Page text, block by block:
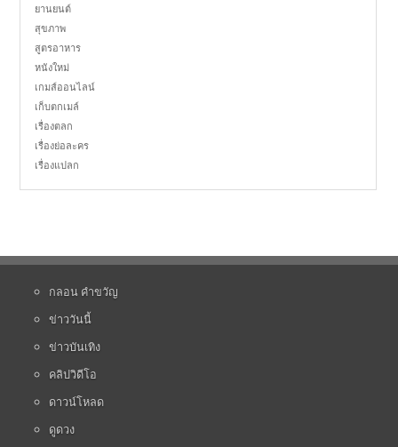
ยานยนต์
สุขภาพ
สูตรอาหาร
หนังใหม่
เกมส์ออนไลน์
เก็บตกเมล์
เรื่องตลก
เรื่องย่อละคร
เรื่องแปลก
กลอน คำขวัญ
ข่าววันนี้
ข่าวบันเทิง
คลิปวิดีโอ
ดาวน์โหลด
ดูดวง